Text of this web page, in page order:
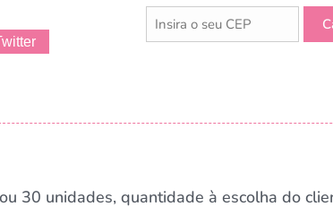
30 unidades, quantidade à escolha do